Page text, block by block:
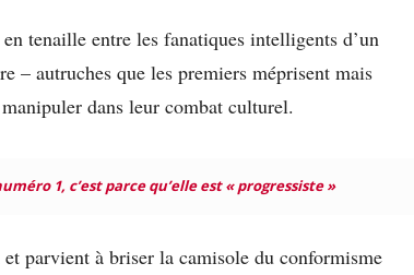
tenaille entre les fanatiques intelligents d’un
– autruches que les premiers méprisent mais
dans leur combat culturel.
1, c’est parce qu’elle est « progressiste »
parvient à briser la camisole du conformisme